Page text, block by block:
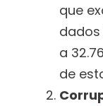
que
dados
a
de